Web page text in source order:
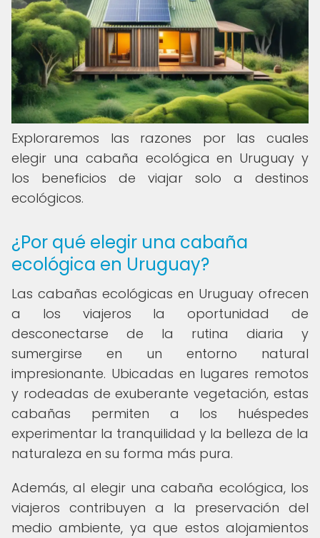
Exploraremos las razones por las cuales
elegir una cabaña ecológica en Uruguay y
los beneficios de viajar solo a destinos
ecológicos.
¿Por qué elegir una cabaña
ecológica en Uruguay?
Las cabañas ecológicas en Uruguay ofrecen
a los viajeros la oportunidad de
desconectarse de la rutina diaria y
sumergirse en un entorno natural
impresionante. Ubicadas en lugares remotos
y rodeadas de exuberante vegetación, estas
cabañas permiten a los huéspedes
experimentar la tranquilidad y la belleza de la
naturaleza en su forma más pura.
Además, al elegir una cabaña ecológica, los
viajeros contribuyen a la preservación del
medio ambiente, ya que estos alojamientos